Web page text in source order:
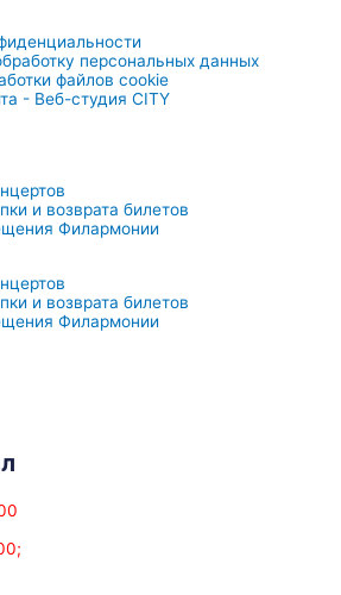
персональных данных
файлов cookie
- Веб-студия CITY
и возврата билетов
Филармонии
и возврата билетов
Филармонии